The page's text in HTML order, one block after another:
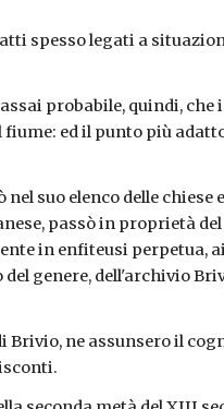
spesso legati a
probabile, quindi, che
ed il punto più
suo elenco delle chiese
passò in proprietà
in enfiteusi perpetua,
genere, dell'archivio
ne assunsero il